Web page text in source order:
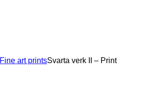
Fine art printsSvarta verk II – Print